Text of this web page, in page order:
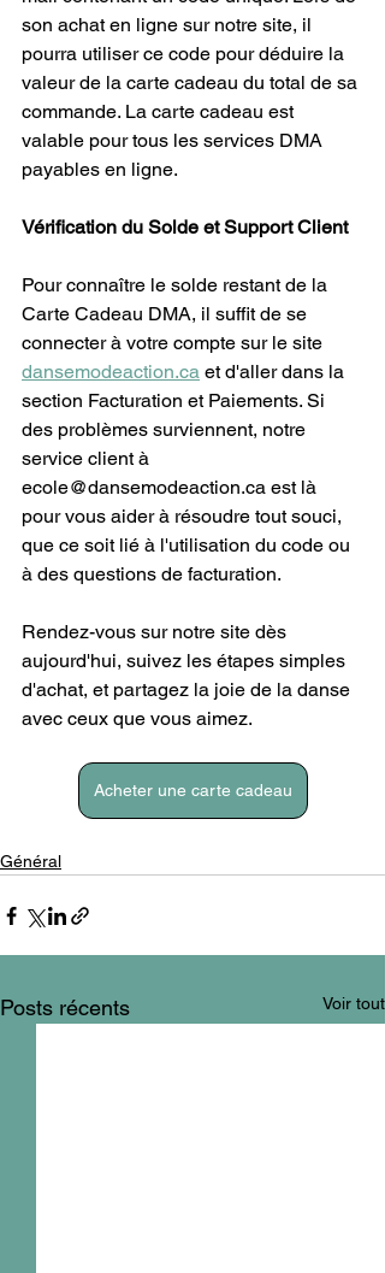
son achat en ligne sur notre site, il
pourra utiliser ce code pour déduire la
valeur de la carte cadeau du total de sa
commande. La carte cadeau est
valable pour tous les services DMA
payables en ligne.
Vérification du Solde et Support Client
Pour connaître le solde restant de la
Carte Cadeau DMA, il suffit de se
connecter à votre compte sur le site
dansemodeaction.ca et d'aller dans la
section Facturation et Paiements. Si
des problèmes surviennent, notre
service client à
ecole@dansemodeaction.ca est là
pour vous aider à résoudre tout souci,
que ce soit lié à l'utilisation du code ou
à des questions de facturation.
Rendez-vous sur notre site dès
aujourd'hui, suivez les étapes simples
d'achat, et partagez la joie de la danse
avec ceux que vous aimez.
Acheter une carte cadeau
Général
Posts récents Voir tout